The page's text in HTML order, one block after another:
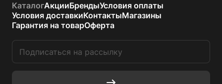
КаталогАкцииБрендыУсловия оплаты
Условия доставкиКонтактыМагазины
Гарантия на товарОферта